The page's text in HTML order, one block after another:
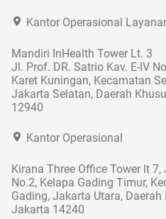
Kantor Operasional
Mandiri InHealth Tower Lt. 3
Jl. Prof. DR. Satrio Kav. E-IV
Karet Kuningan, Kecamatan
Jakarta Selatan, Daerah
12940
Kantor Operasional
Kirana Three Office Tower lt
No.2, Kelapa Gading Timur,
Gading, Jakarta Utara,
Jakarta 14240